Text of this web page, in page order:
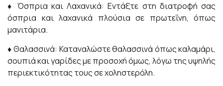
♦ Όσπρια και Λαχανικά: Εντάξτε στη διατροφή σας
όσπρια και λαχανικά πλούσια σε πρωτεΐνη, όπως
μανιτάρια.
♦Θαλασσινά: Καταναλώστε θαλασσινά όπως καλαμάρι,
σουπιά και γαρίδες με προσοχή όμως, λόγω της υψηλής
περιεκτικότητας τους σε χοληστερόλη.